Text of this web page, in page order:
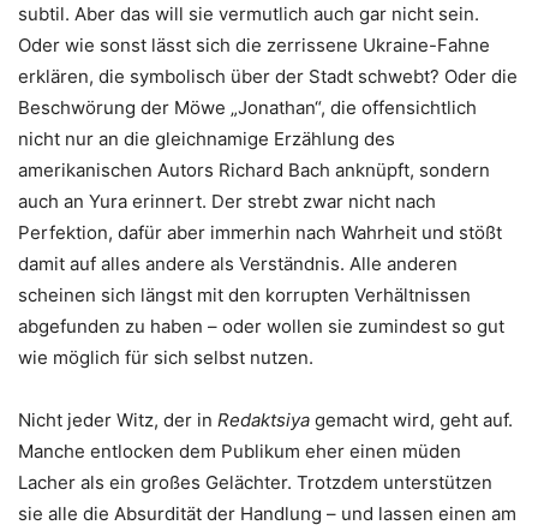
subtil. Aber das will sie vermutlich auch gar nicht sein.
Oder wie sonst lässt sich die zerrissene Ukraine-Fahne
erklären, die symbolisch über der Stadt schwebt? Oder die
Beschwörung der Möwe „Jonathan“, die offensichtlich
nicht nur an die gleichnamige Erzählung des
amerikanischen Autors Richard Bach anknüpft, sondern
auch an Yura erinnert. Der strebt zwar nicht nach
Perfektion, dafür aber immerhin nach Wahrheit und stößt
damit auf alles andere als Verständnis. Alle anderen
scheinen sich längst mit den korrupten Verhältnissen
abgefunden zu haben – oder wollen sie zumindest so gut
wie möglich für sich selbst nutzen.
Nicht jeder Witz, der in Redaktsiya gemacht wird, geht auf.
Manche entlocken dem Publikum eher einen müden
Lacher als ein großes Gelächter. Trotzdem unterstützen
sie alle die Absurdität der Handlung – und lassen einen am